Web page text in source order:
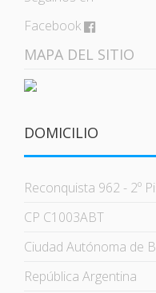
Facebook
MAPA DEL SITIO
DOMICILIO
Reconquista 962 - 2º
CP C1003ABT
Ciudad Autónoma de
República Argentina